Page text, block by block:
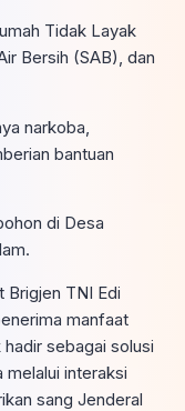
Tidak Layak
Bersih (SAB), dan
narkoba,
bantuan
di Desa
Brigjen TNI Edi
manfaat
sebagai solusi
melalui interaksi
sang Jenderal